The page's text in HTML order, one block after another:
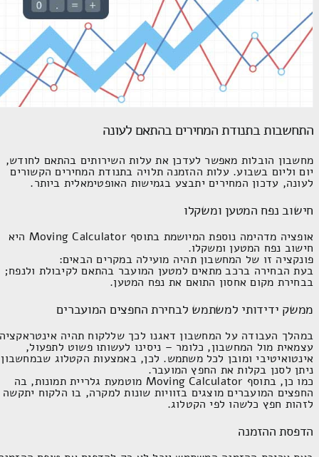
התחשבות בתנודת המחירים בהתאם לעונה
מחשבון הובלות מאפשר לעדכן את עלות השירותים בהתאם לחודש,
יום וליום בשבוע. עלות ההזמנה תלויה בתנודת המחירים הקשורים
לעונה, עדכון המחירים יתבצע בגמישות האופטימאלית ביותר.
חישוב נפח המטען ומשקלו
אופציה מדהימה נוספת המיושמת בתוסף Moving Calculator היא
חישוב נפח המטען ומשקלו.
פונקציה זו של המחשבון תהיה מועילה במקרים הבאים:
בעת הבחירה ברכב מתאים למטען המועבר בהתאם לקיבולת ולנפח;
בבחירת מקום אחסון התואם את נפח המטען.
ממשק ידידותי למשתמש לבחירת החפצים המועברים
במהלך העבודה על המחשבון דאגנו לכך שללקוח תהיה
עצמאית מול המחשבון, כלומר – ניסינו לעשותו פשוט לתפעול,
אינטואיטיבי ומובן לכל משתמש. לכן, באמצעות הקטלוג שבמחשבון
ניתן לסנן בקלות את החפץ המועבר.
כמו כן, בתוסף Moving Calculator מוטמעת גלריית תמונות, בה
החפצים המועברים מוצגים בזוויות שונות למקרה, בו הלקוח יתקשה
לזהות חפץ כלשהו לפי הקטלוג.
הדפסת ההזמנה